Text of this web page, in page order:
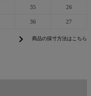
35 26
36 27
chevron_right 商品の採寸方法はこちら